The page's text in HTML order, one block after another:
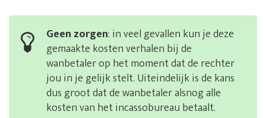
Geen zorgen: in veel gevallen kun je deze
gemaakte kosten verhalen bij de
wanbetaler op het moment dat de rechter
jou in je gelijk stelt. Uiteindelijk is de kans
dus groot dat de wanbetaler alsnog alle
kosten van het incassobureau betaalt.